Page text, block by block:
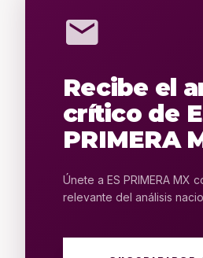
mail
Recibe el
crítico de
PRIMERA
Únete a ES PRIMERA MX
relevante del análisis